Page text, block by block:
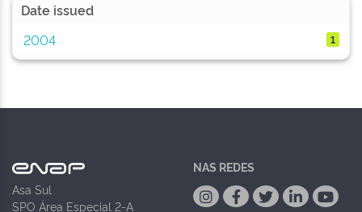
Date issued
2004
1
Asa Sul
SPO Área Especial 2-A
NAS REDES